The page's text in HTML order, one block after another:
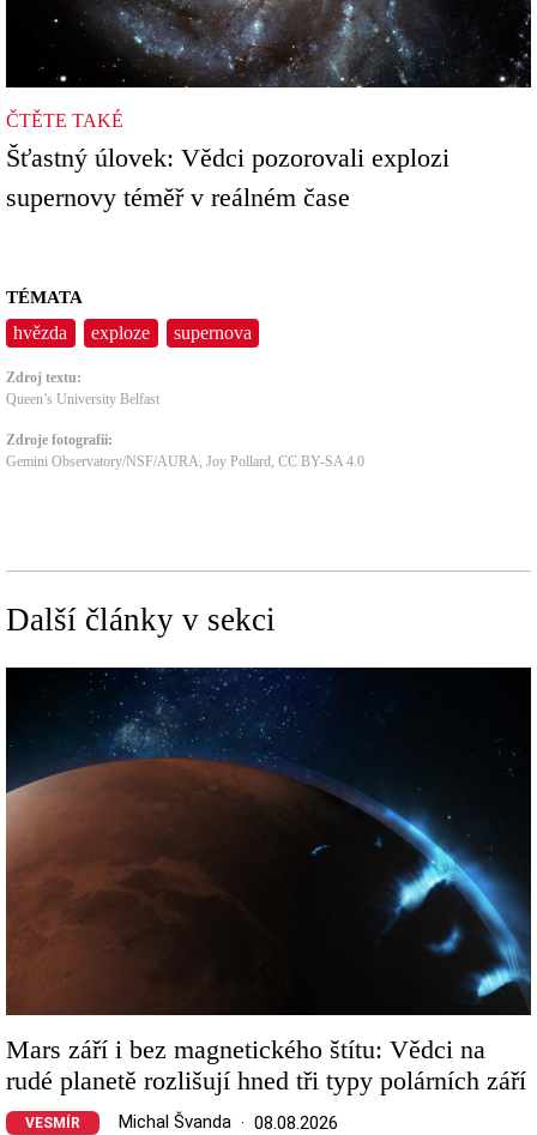
ČTĚTE TAKÉ
Šťastný úlovek: Vědci pozorovali explozi
supernovy téměř v reálném čase
TÉMATA
hvězda exploze supernova
Zdroj textu:
Queen’s University Belfast
Zdroje fotografii:
Gemini Observatory/NSF/AURA, Joy Pollard CC BY-SA 4.0
Další články v sekci
Image
Mars září i bez magnetického štítu: Vědci na
rudé planetě rozlišují hned tři typy polárních září
VESMÍR Michal Švanda 08.08.2026